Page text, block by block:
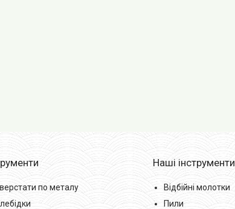
по металу
Наші інструменти
Відбійні молотки
Пили